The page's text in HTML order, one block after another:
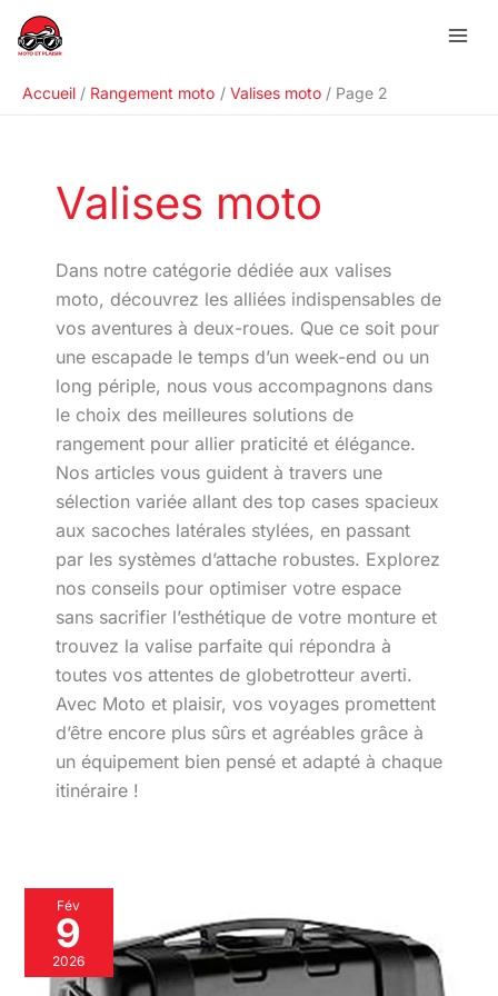
Accueil
Rangement moto Valises moto Page 2
Valises moto
Dans notre catégorie dédiée aux valises
moto, découvrez les alliées indispensables de
vos aventures à deux-roues. Que ce soit pour
une escapade le temps d’un week-end ou un
long périple, nous vous accompagnons dans
le choix des meilleures solutions de
rangement pour allier praticité et élégance.
Nos articles vous guident à travers une
sélection variée allant des top cases spacieux
aux sacoches latérales stylées, en passant
par les systèmes d’attache robustes. Explorez
nos conseils pour optimiser votre espace
sans sacrifier l’esthétique de votre monture et
trouvez la valise parfaite qui répondra à
toutes vos attentes de globetrotteur averti.
Avec Moto et plaisir, vos voyages promettent
d’être encore plus sûrs et agréables grâce à
un équipement bien pensé et adapté à chaque
itinéraire !
Fév
9
2026
Test
:
valise
Givi
Trekker
R
e